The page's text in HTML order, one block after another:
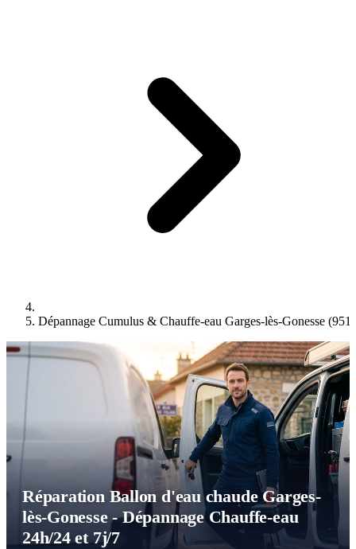
Dépannage Cumulus & Chauffe-eau Garges-lès-Gonesse
Réparation Ballon d'eau chaude Garges-
lès-Gonesse - Dépannage Chauffe-eau
24h/24 et 7j/7